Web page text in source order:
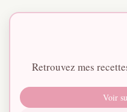
Retrouvez mes
Voir